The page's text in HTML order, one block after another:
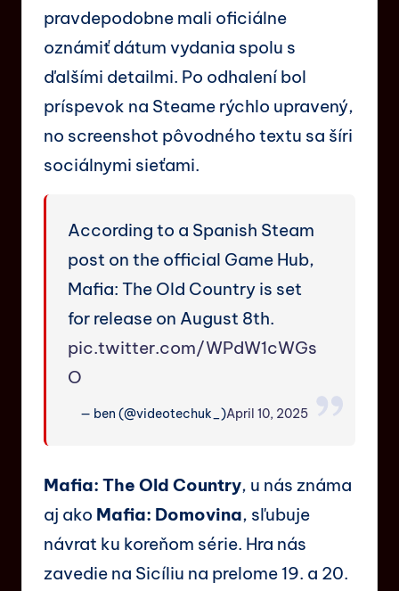
pravdepodobne mali oficiálne
oznámiť dátum vydania spolu s
ďalšími detailmi. Po odhalení bol
príspevok na Steame rýchlo upravený,
no screenshot pôvodného textu sa šíri
sociálnymi sieťami.
According to a Spanish Steam
post on the official Game Hub,
Mafia: The Old Country is set
for release on August 8th.
pic.twitter.com/WPdW1cWGs
O
— ben (@videotechuk_)April 10, 2025
Mafia: The Old Country, u nás známa
aj ako Mafia: Domovina, sľubuje
návrat ku koreňom série. Hra nás
zavedie na Sicíliu na prelome 19. a 20.